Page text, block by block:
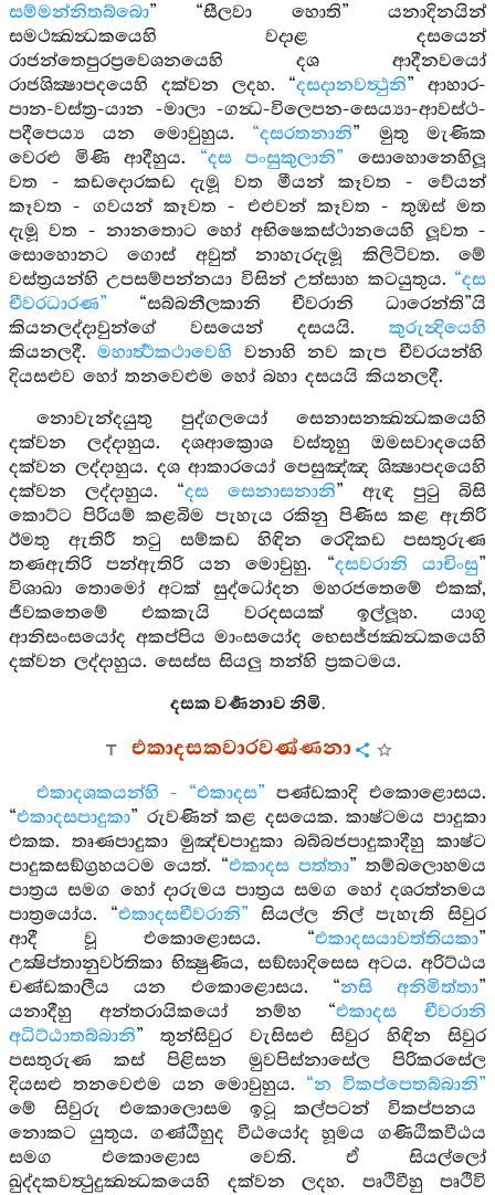
සම්මන්නිතබ්බො” “සීලවා හොති” යනාදිනයින්
සමථක්‍ඛන්‍ධකයෙහි වදාළ දසයෙන්
රාජන්තෙපුරප්‍රවෙශනයෙහි දශ ආදීනවයෝ
රාජශික්‍ෂාපදයෙහි දක්වන ලදහ. “දසදානවත්‍ථුනි” ආහාර-
පාන-වස්ත්‍ර-යාන -මාලා -ගන්‍ධ-විලෙපන-සෙය්‍යා-ආවස්ථ-
පදීපෙය්‍ය යන මොවුහුය. “දසරතනානි” මුතු මැණික
වෙරළු මිණි ආදීහුය. “දස පංසුකුලානි” සොහොනෙහිලූ
වත - කඩදොරකඩ දැමූ වත මීයන් කෑවත - වේයන්
කෑවත - ගවයන් කෑවත - එළුවන් කෑවත - තුඹස් මත
දැමූ වත - නානතොට හෝ අභිෂෙකස්ථානයෙහි ලූවත -
සොහොනට ගොස් අවුත් නාහැරදැමූ කිලිටිවත. මේ
වස්ත්‍රයන්හි උපසම්පන්නයා විසින් උත්සාහ කටයුතුය. “දස
චීවරධාරණ” “සබ්බනීලකානි චීවරානි ධාරෙන්ති”යි
කියනලද්දාවුන්ගේ වසයෙන් දසයයි. කුරුන්‍දියෙහි
කියනලදී.මහාර්‍ත්‍ථකථාවෙහි වනාහි නව කැප චීවරයන්හි
දියසළුව හෝ තනවෙළුම හෝ බහා දසයයි කියනලදී.
නොවැන්දයුතු පුද්ගලයෝ සෙනාසනක්‍ඛන්‍ධකයෙහි
දක්වන ලද්දාහුය. දශආක්‍රොශ වස්තූහු ඔමසවාදයෙහි
දක්වන ලද්දාහුය. දශ ආකාරයෝ පෙසුඤ්ඤ ශික්‍ෂාපදයෙහි
දක්වන ලද්දාහුය. “දස සෙනාසනානි” ඇඳ පුටු බිසි
කොට්ට පිරියම් කළබිම පැහැය රකිනු පිණිස කළ ඇතිරි
ඊමතු ඇතිරී තටු සම්කඩ හිඳින රෙදිකඩ පසතුරුණ
තණඇතිරි පන්ඇතිරි යන මොවුහු. “දසවරානි යාචිංසු”
විශාඛා තොමෝ අටක් සුද්ධෝදන මහරජතෙමේ එකක්,
ජීවකතෙමේ එකකැයි වරදසයක් ඉල්ලූහ. යාගු
ආනිසංසයෝද අකප්පිය මාංසයෝද භෙසජ්ජක්‍ඛන්‍ධකයෙහි
දක්වන ලද්දාහුය. සෙස්ස සියලු තන්හි ප්‍රකටමය.
දසක වර්‍ණනාව නිමි.
එකාදසකවාරවණ්ණනා
එකාදශකයන්හි - “එකාදස” පණ්ඩකාදි එකොළොසය.
“එකාදසපාදුකා” රුවණින් කළ දසයෙක. කාෂ්ටමය පාදුකා
එකක. තෘණපාදුකා මුඤ්චපාදුකා බබ්බජපාදුකාදීහු කාෂ්ට
පාදුකසඞ්ග්‍රහයටම යෙත්. “එකාදස පත්තා” තම්බලොහමය
පාත්‍රය සමග හෝ දාරුමය පාත්‍රය සමග හෝ දශරත්නමය
පාත්‍රයෝය. “එකාදසචීවරානි” සියල්ල නිල් පැහැති සිවුර
ආදී වූ එකොළොසය. “එකාදසයාවත්තියකා”
උක්‍ෂිප්තානුවර්තිකා භික්‍ෂුණිය, සඞ්ඝාදිසෙස අටය. අරිට්ඨය
චණ්ඩකාලීය යන එකොළොසය. “නසි අනිමිත්තා”
යනාදීහු අන්තරායිකයෝ නම්හ “එකාදස චීවරානි
අධිට්ඨාතබ්බානි” තුන්සිවුර වැසිසළු සිවුර හිඳින සිවුර
පසතුරුණ කස් පිළිසන මුවපිස්නාසේල පිරිකරසේල
දියසළු තනවෙළුම යන මොවුහුය. “න විකප්පෙතබ්බානි”
මේ සිවුරු එකොලොසම ඉටූ කල්පටන් විකප්පනය
නොකට යුතුය. ගණ්ඨීහුද වීඨයෝද හූමය ගණිඨිකවීඨය
සමග එකොළොස වෙති. ඒ සියල්ලෝ
ඛුද්දකවත්‍ථුදුක්‍ඛන්‍ධකයෙහි දක්වන ලදහ. පෘථිවීහු පෘථිවි